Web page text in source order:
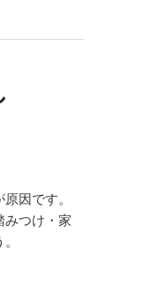
因です。
みつけ・家